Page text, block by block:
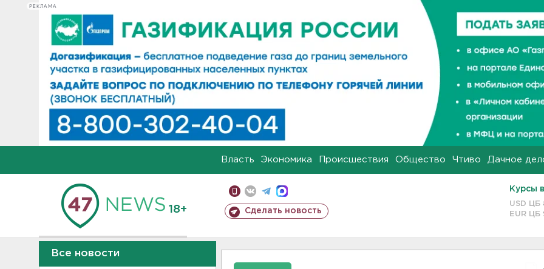
РЕКЛАМА
Власть Экономика Происшествия Общество Чтиво Дачное
18+ Сделать новость
Курсы
USD ЦБ
EUR ЦБ
Все новости